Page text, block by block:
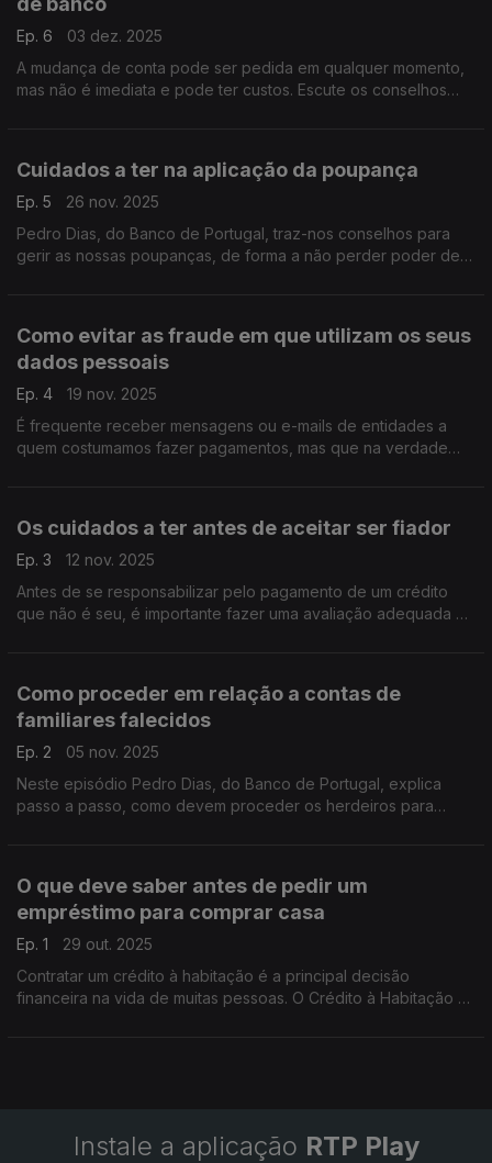
Ep. 6
03 dez. 2025
A mudança de conta pode ser pedida em qualquer momento,
mas não é imediata e pode ter custos. Escute os conselhos
Cuidados a ter na aplicação da poupança
Ep. 5
26 nov. 2025
Pedro Dias, do Banco de Portugal, traz-nos conselhos para
gerir as nossas poupanças, de forma a não perder poder de
Como evitar as fraude em que utilizam os seus
dados pessoais
Ep. 4
19 nov. 2025
É frequente receber mensagens ou e-mails de entidades a
quem costumamos fazer pagamentos, mas que na verdade
Os cuidados a ter antes de aceitar ser fiador
Ep. 3
12 nov. 2025
Antes de se responsabilizar pelo pagamento de um crédito
que não é seu, é importante fazer uma avaliação adequada de
Como proceder em relação a contas de
familiares falecidos
Ep. 2
05 nov. 2025
Neste episódio Pedro Dias, do Banco de Portugal, explica
passo a passo, como devem proceder os herdeiros para
O que deve saber antes de pedir um
empréstimo para comprar casa
Ep. 1
29 out. 2025
Contratar um crédito à habitação é a principal decisão
financeira na vida de muitas pessoas. O Crédito à Habitação é
Instale a aplicação RTP Play